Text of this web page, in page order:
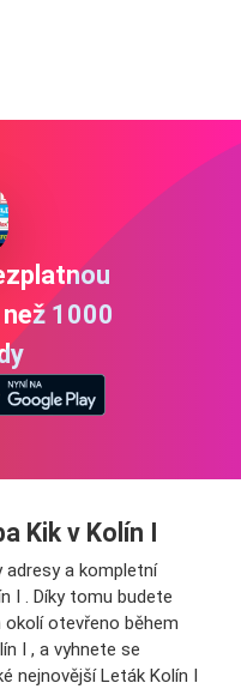
1000
Kik v Kolín I
a kompletní
I . Díky tomu budete
okolí otevřeno během
I , a vyhnete se
nejnovější Leták Kolín I